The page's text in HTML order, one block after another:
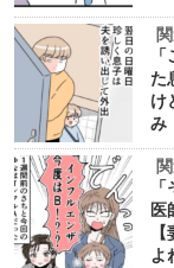
た
け
み
医
よ